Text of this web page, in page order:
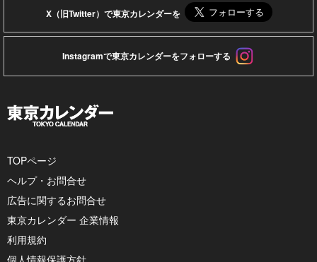
X（旧Twitter）で東京カレンダーを
Instagramで東京カレンダーをフォローする
TOPページ
ヘルプ・お問合せ
広告に関するお問合せ
東京カレンダー 企業情報
利用規約